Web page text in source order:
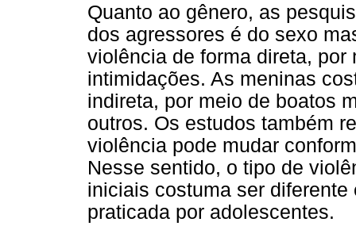
Quanto ao gênero, as
dos agressores é do sexo
violência de forma direta,
intimidações. As meninas
indireta, por meio de boatos
outros. Os estudos também
violência pode mudar
Nesse sentido, o tipo de
iniciais costuma ser
praticada por adolescentes.